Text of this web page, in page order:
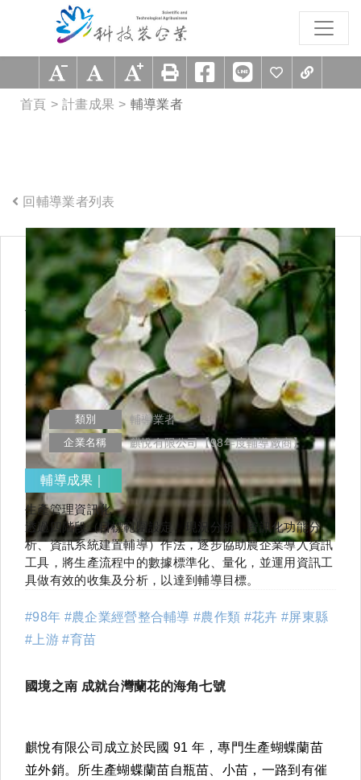
跳到主要內容區塊
首頁 計畫成果 輔導業者
回輔導業者列表
麒悅有限公司【98年度輔導廠
商】
類別 輔導業者
企業名稱 麒悅有限公司【98年度輔導廠商】
輔導成果｜
生產管理資訊化
透過四階段（目標範圍設定、現況分析、資訊化功能分
析、資訊系統建置輔導）作法，逐步協助農企業導入資訊
工具，將生產流程中的數據標準化、量化，並運用資訊工
具做有效的收集及分析，以達到輔導目標。
#98年 #農企業經營整合輔導 #農作類 #花卉 #屏東縣
#上游 #育苗
國境之南 成就台灣蘭花的海角七號
麒悅有限公司成立於民國 91 年，專門生產蝴蝶蘭苗
並外銷。所生產蝴蝶蘭苗自瓶苗、小苗，一路到有催